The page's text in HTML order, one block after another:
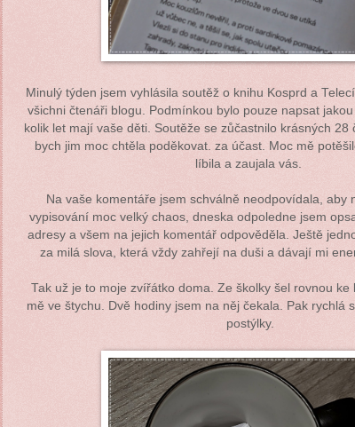
Minulý týden jsem vyhlásila soutěž o knihu Kosprd a
všichni čtenáři blogu. Podmínkou bylo pouze napsat
kolik let mají vaše děti. Soutěže se zůčastnilo krásných 28
bych jim moc chtěla poděkovat. za účast. Moc mě
líbila a zaujala vás.
Na vaše komentáře jsem schválně neodpovídala, aby
vypisování moc velký chaos, dneska odpoledne jsem
adresy a všem na jejich komentář odpověděla. Ještě
za milá slova, která vždy zahřejí na duši a dávají mi
Tak už je to moje zvířátko doma. Ze školky šel rovnou ke
mě ve štychu. Dvě hodiny jsem na něj čekala. Pak rychlá
postýlky.